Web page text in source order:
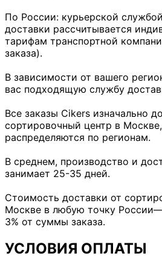
По России: курьерской
доставки рассчитывается
тарифам транспортной
заказа).
В зависимости от вашего
вас подходящую службу
Все заказы Cikers изначально
сортировочный центр в
распределяются по регионам.
В среднем, производство и
занимает 25-35 дней.
Стоимость доставки от
Москве в любую точку
3% от суммы заказа.
УСЛОВИЯ ОПЛАТЫ